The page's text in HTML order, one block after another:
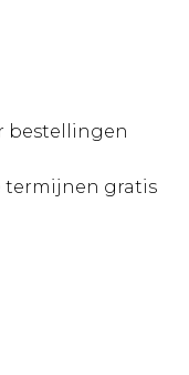
bestellingen
termijnen gratis